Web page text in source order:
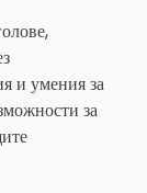
и умения за
за